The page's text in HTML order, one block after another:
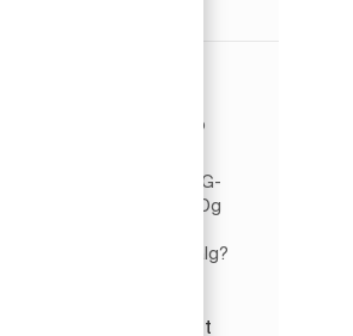
Vendas e varejo
i en PPG-
bredt malersortiment? Og
kundeservice og B2B-salg?
buitendienst